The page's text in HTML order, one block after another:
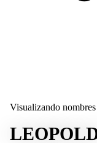
Visualizando